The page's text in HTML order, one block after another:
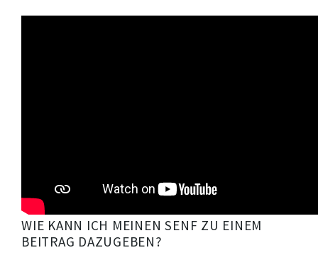
WIE KANN ICH MEINEN SENF ZU EINEM
BEITRAG DAZUGEBEN?